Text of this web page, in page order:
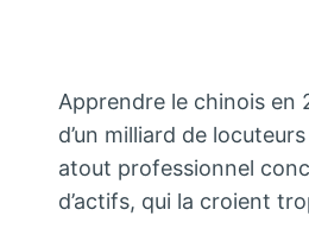
Apprendre le chinois en
d’un milliard de
atout professionnel
d’actifs, qui la croient